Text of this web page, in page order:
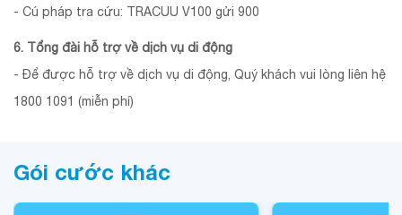
- Cú pháp tra cứu: TRACUU V100 gửi 900
6. Tổng đài hỗ trợ về dịch vụ di động
- Để được hỗ trợ về dịch vụ di động, Quý khách vui lòng liên hệ
1800 1091 (miễn phí)
Gói cước khác